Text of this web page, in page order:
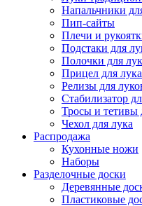
Напальчники
Пип-сайты
Плечи и
Подстаки для
Полочки для
Прицел для лука
Релизы для
Стабилизатор
Тросы и тетивы
Чехол для лука
Распродажа
Кухонные ножи
Наборы
Разделочные доски
Деревянные
Пластиковые